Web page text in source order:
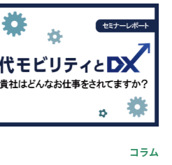
コラム